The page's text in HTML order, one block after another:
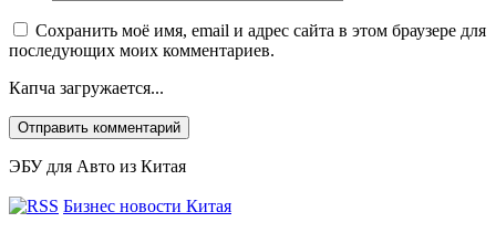
Сохранить моё имя, email и адрес сайта в этом браузере для
последующих моих комментариев.
Капча загружается...
ЭБУ для Авто из Китая
Бизнес новости Китая